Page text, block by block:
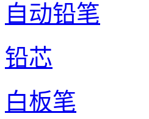
自动铅笔
铅芯
白板笔